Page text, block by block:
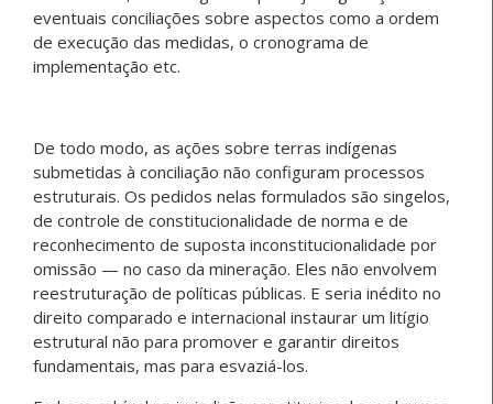
eventuais conciliações sobre aspectos como a ordem
de execução das medidas, o cronograma de
implementação etc.
De todo modo, as ações sobre terras indígenas
submetidas à conciliação não configuram processos
estruturais. Os pedidos nelas formulados são singelos,
de controle de constitucionalidade de norma e de
reconhecimento de suposta inconstitucionalidade por
omissão — no caso da mineração. Eles não envolvem
reestruturação de políticas públicas. E seria inédito no
direito comparado e internacional instaurar um litígio
estrutural não para promover e garantir direitos
fundamentais, mas para esvaziá-los.